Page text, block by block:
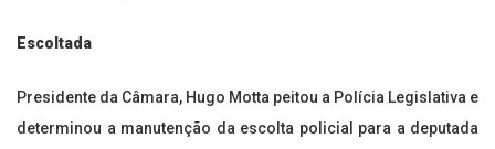
Escoltada
Presidente da Câmara, Hugo Motta peitou a Polícia Legislativa e
determinou a manutenção da escolta policial para a deputada